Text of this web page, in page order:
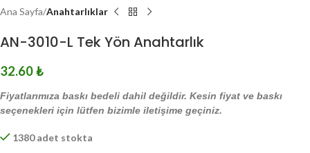
Ana Sayfa Anahtarlıklar
AN-3010-L Tek Yön Anahtarlık
32.60₺
Fiyatlarımıza baskı bedeli dahil değildir. Kesin fiyat ve baskı
seçenekleri için lütfen bizimle iletişime geçiniz.
1380 adet stokta